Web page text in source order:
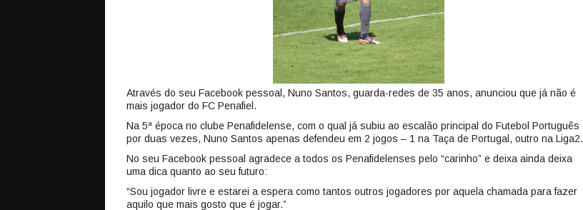
Através do seu Facebook pessoal, Nuno Santos, guarda-redes de 35 anos, anunciou que já não é
mais jogador do FC Penafiel.
Na 5ª época no clube Penafidelense, com o qual já subiu ao escalão principal do Futebol Português
por duas vezes, Nuno Santos apenas defendeu em 2 jogos – 1 na Taça de Portugal, outro na Liga2.
No seu Facebook pessoal agradece a todos os Penafidelenses pelo “carinho” e deixa ainda deixa
uma dica quanto ao seu futuro:
“Sou jogador livre e estarei a espera como tantos outros jogadores por aquela chamada para fazer
aquilo que mais gosto que é jogar.”